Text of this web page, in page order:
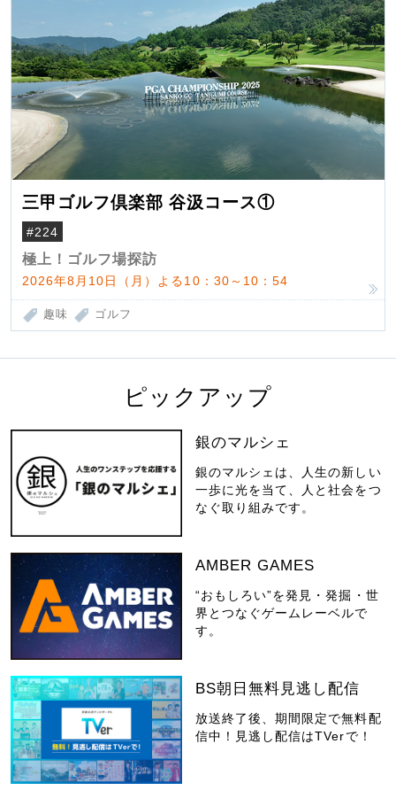
三甲ゴルフ倶楽部 谷汲コース①
#224
極上！ゴルフ場探訪
2026年8月10日（月）よる10：30～10：54
趣味 ゴルフ
ピックアップ
銀のマルシェ
銀のマルシェは、人生の新しい
一歩に光を当て、人と社会をつ
なぐ取り組みです。
AMBER GAMES
“おもしろい”を発見・発掘・世
界とつなぐゲームレーベルで
す。
BS朝日無料見逃し配信
放送終了後、期間限定で無料配
信中！見逃し配信はTVerで！